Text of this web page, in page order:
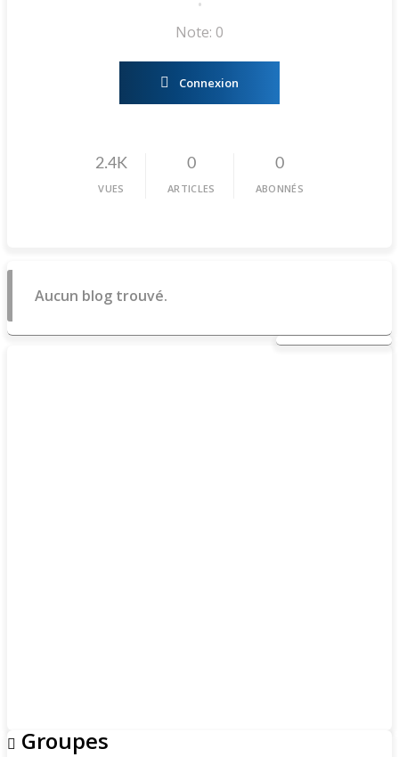
•
Note: 0
Connexion
2.4K
VUES
0
ARTICLES
0
ABONNÉS
Aucun blog trouvé.
Groupes